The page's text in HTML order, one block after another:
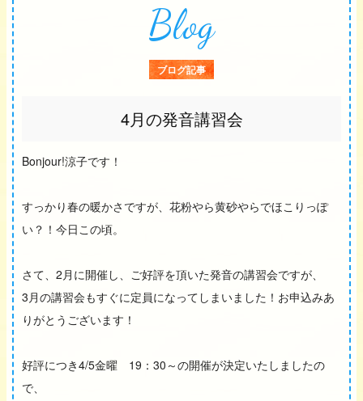
Blog
ブログ記事
4月の発音講習会
Bonjour!涼子です！
すっかり春の暖かさですが、花粉やら黄砂やらでほこりっぽ
い？！今日この頃。
さて、2月に開催し、ご好評を頂いた発音の講習会ですが、
3月の講習会もすぐに定員になってしまいました！お申込みあ
りがとうございます！
好評につき4/5金曜 19：30～の開催が決定いたしましたの
で、